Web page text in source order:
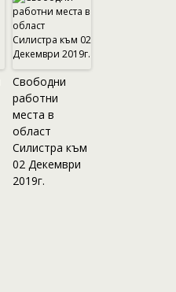
Свободни
работни
места в
област
Силистра към
02 Декември
2019г.